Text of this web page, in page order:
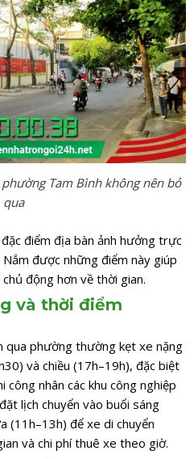
Tam Bình không nên bỏ
qua
điểm địa bàn ảnh hưởng trực
được những điểm này giúp
động hơn về thời gian.
và thời điểm
qua phường thường kẹt xe nặng
và chiều (17h–19h), đặc biệt
công nhân các khu công nghiệp
lịch chuyển vào buổi sáng
(11h–13h) để xe di chuyển
và chi phí thuê xe theo giờ.